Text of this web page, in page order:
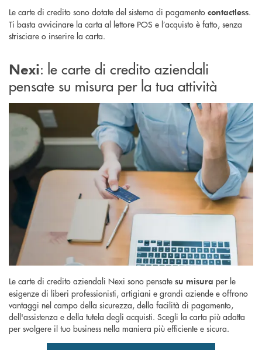
Le carte di credito sono dotate del sistema di pagamento contactless.
Ti basta avvicinare la carta al lettore POS e l’acquisto è fatto, senza
strisciare o inserire la carta.
Nexi: le carte di credito aziendali
pensate su misura per la tua attività
Le carte di credito aziendali Nexi sono pensate su misura per le
esigenze di liberi professionisti, artigiani e grandi aziende e offrono
vantaggi nel campo della sicurezza, della facilità di pagamento,
dell'assistenza e della tutela degli acquisti. Scegli la carta più adatta
per svolgere il tuo business nella maniera più efficiente e sicura.